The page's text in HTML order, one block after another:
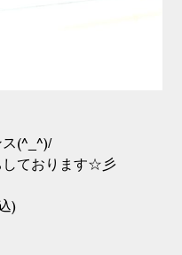
(^_^)/
しております☆彡
)